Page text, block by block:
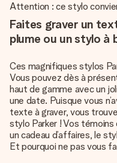
Attention : ce stylo
Faites graver un
plume ou un stylo à
Ces magnifiques stylos
Vous pouvez dès à
haut de gamme avec un
une date. Puisque vous
texte à graver, vous
stylo Parker ! Vos
un cadeau d’affaires, le
Et pourquoi ne pas vous